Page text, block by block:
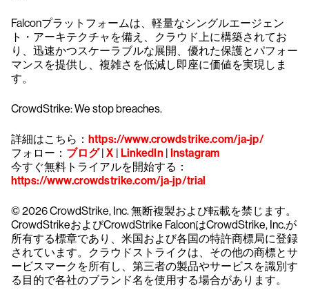
Falconプラットフォームは、軽量なシングルエージェン
ト・アーキテクチャを備え、クラウド上に構築されてお
り、迅速かつスケーラブルな展開、優れた保護とパフォー
マンスを提供し、複雑さを低減し即座に価値を実現しま
す。
CrowdStrike: We stop breaches.
詳細はこちら： https://www.crowdstrike.com/ja-jp/
フォロー： ブログ|X | LinkedIn | Instagram
今すぐ無料トライアルを開始する：
https://www.crowdstrike.com/ja-jp/trial
© 2026 CrowdStrike, Inc. 無断複製および転載を禁じます。
CrowdStrikeおよびCrowdStrike FalconはCrowdStrike, Inc.が
所有する標章であり、米国および各国の特許商標局に登録
されています。クラウドストライクは、その他の商標とサ
ービスマークを所有し、第三者の製品やサービスを識別す
る目的で各社のブランド名を使用する場合があります。